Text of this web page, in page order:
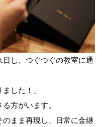
し、つぐつぐの教室に通
した！」
方がいます。
まま再現し、日常に金継